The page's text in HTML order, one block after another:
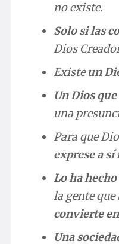
no existe.
Solo si las
Dios
Existeun
Un Dios
una
Para que
exprese a
Lo ha
la gente
convierte
Una